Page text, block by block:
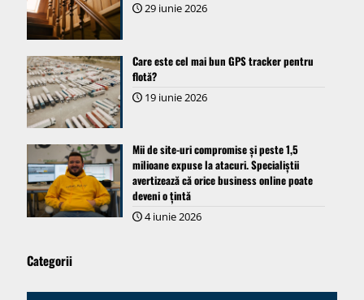
29 iunie 2026
Care este cel mai bun GPS tracker pentru
flotă?
19 iunie 2026
Mii de site-uri compromise și peste 1,5
milioane expuse la atacuri. Specialiștii
avertizează că orice business online poate
deveni o țintă
4 iunie 2026
Categorii